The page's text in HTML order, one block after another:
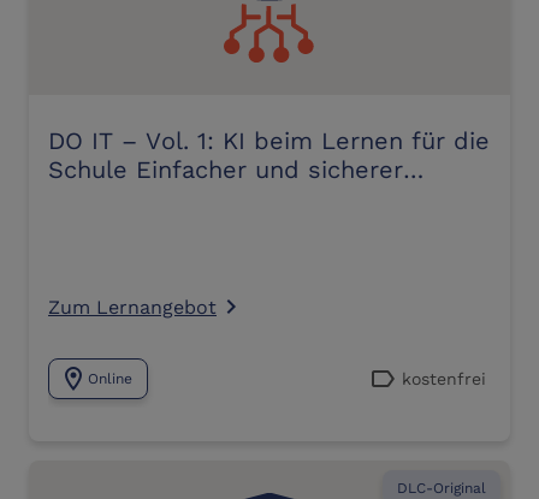
DO IT – Vol. 1: KI beim Lernen für die
Schule Einfacher und sicherer
Zum Lernangebot navigate_next
location_on Online label kostenfrei
DLC-Original